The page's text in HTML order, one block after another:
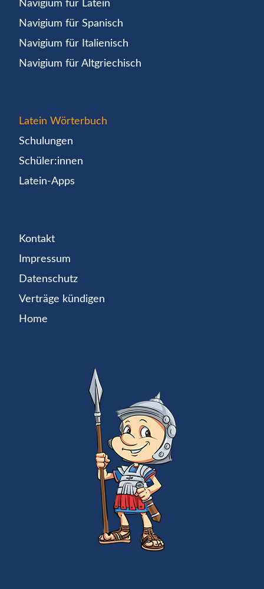
Navigium für Latein
Navigium für Spanisch
Navigium für Italienisch
Navigium für Altgriechisch
Latein Wörterbuch
Schulungen
Schüler:innen
Latein-Apps
Kontakt
Impressum
Datenschutz
Verträge kündigen
Home